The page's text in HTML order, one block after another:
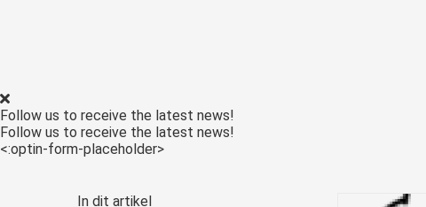
Follow us to receive the latest news!
Follow us to receive the latest news!
<:optin-form-placeholder>
In dit artikel